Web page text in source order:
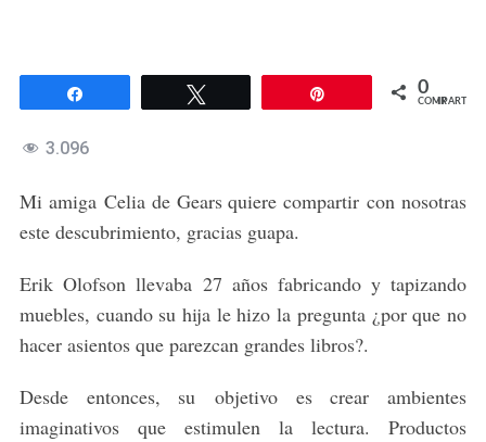
0
COMPARTIR
3.096
Mi amiga Celia de Gears quiere compartir con nosotras
este descubrimiento, gracias guapa.
Erik Olofson llevaba 27 años fabricando y tapizando
muebles, cuando su hija le hizo la pregunta ¿por que no
hacer asientos que parezcan grandes libros?.
Desde entonces, su objetivo es crear ambientes
imaginativos que estimulen la lectura. Productos